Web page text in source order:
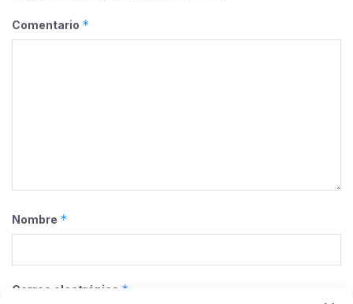
Comentario *
Nombre *
Correo electrónico *